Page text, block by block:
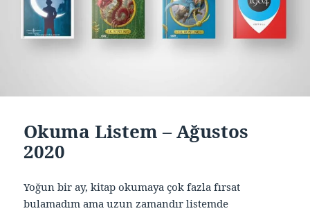
Okuma Listem – Ağustos
2020
Yoğun bir ay, kitap okumaya çok fazla fırsat
bulamadım ama uzun zamandır listemde